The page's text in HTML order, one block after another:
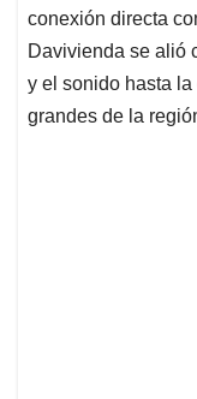
conexión directa
Davivienda se alió
y el sonido hasta
grandes de la